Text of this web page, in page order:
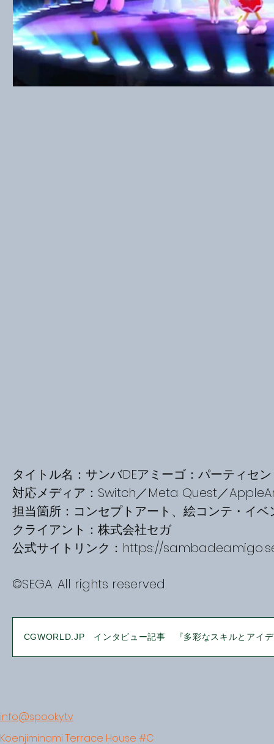
タイトル名：サンバDEアミーゴ：パーティセ
対応メディア：Switch／Meta Quest／
担当箇所：コンセプトアート、絵コンテ・イ
クライアント：株式会社セガ
公式サイトリンク： https://
©SEGA. All rights reserved.
CGWORLD.JP インタビュー記事 『多彩なスキルとアイ
info@spooky.tv
Koenjiminami Terrace House #C